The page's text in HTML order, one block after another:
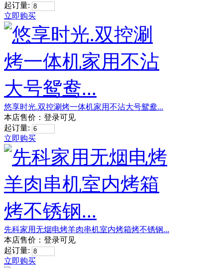
起订量:
立即购买
悠享时光.双控涮烤一体机家用不沾大号鸳鸯...
本店售价： 登录可见
起订量:
立即购买
先科家用无烟电烤羊肉串机室内烤箱烤不锈钢...
本店售价： 登录可见
起订量:
立即购买